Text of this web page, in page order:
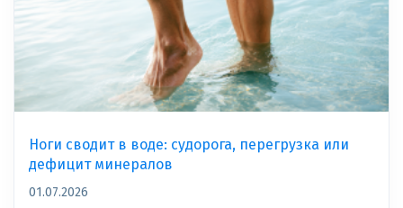
Ноги сводит в воде: судорога, перегрузка или
дефицит минералов
01.07.2026